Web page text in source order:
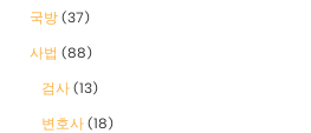
국방 (37)
사법 (88)
검사 (13)
변호사 (18)